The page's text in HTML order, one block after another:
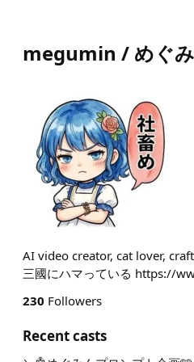
megumin / めぐ
AI video creator, cat lover,
三國にハマっている https://
230 Followers
Recent casts